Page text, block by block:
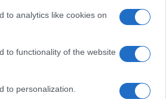
to analytics like cookies on
to functionality of the website
to personalization.
tanto sul tipo
giocatori.